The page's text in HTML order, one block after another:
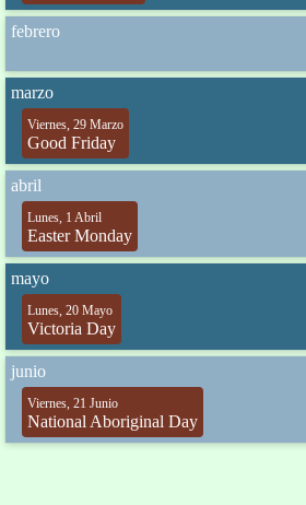
febrero
marzo
Viernes, 29 Marzo
Good Friday
abril
Lunes, 1 Abril
Easter Monday
mayo
Lunes, 20 Mayo
Victoria Day
junio
Viernes, 21 Junio
National Aboriginal Day